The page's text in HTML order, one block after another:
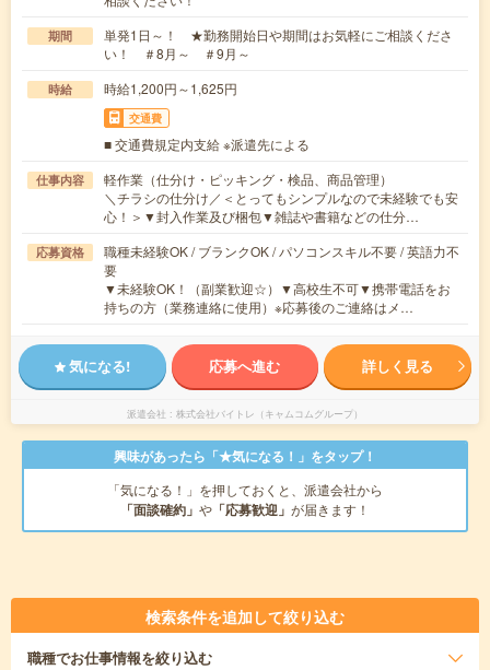
期間
単発1日～！ ★勤務開始日や期間はお気軽にご相談くださ
い！ ＃8月～ ＃9月～
時給 時給1,200円～1,625円
交通費
■ 交通費規定内支給 ※派遣先による
仕事内容
軽作業（仕分け・ピッキング・検品、商品管理）
＼チラシの仕分け／＜とってもシンプルなので未経験でも安
心！＞▼封入作業及び梱包▼雑誌や書籍などの仕分…
応募資格
職種未経験OK / ブランクOK / パソコンスキル不要 / 英語力不
要
▼未経験OK！（副業歓迎☆）▼高校生不可▼携帯電話をお
持ちの方（業務連絡に使用）※応募後のご連絡はメ…
気になる! 応募へ進む 詳しく見る
派遣会社 株式会社バイトレ（キャムコムグループ）
興味があったら「★気になる！」をタップ！
「気になる！」を押しておくと、派遣会社から
「面談確約」 や 「応募歓迎」 が届きます！
検索条件を追加して絞り込む
職種でお仕事情報を絞り込む